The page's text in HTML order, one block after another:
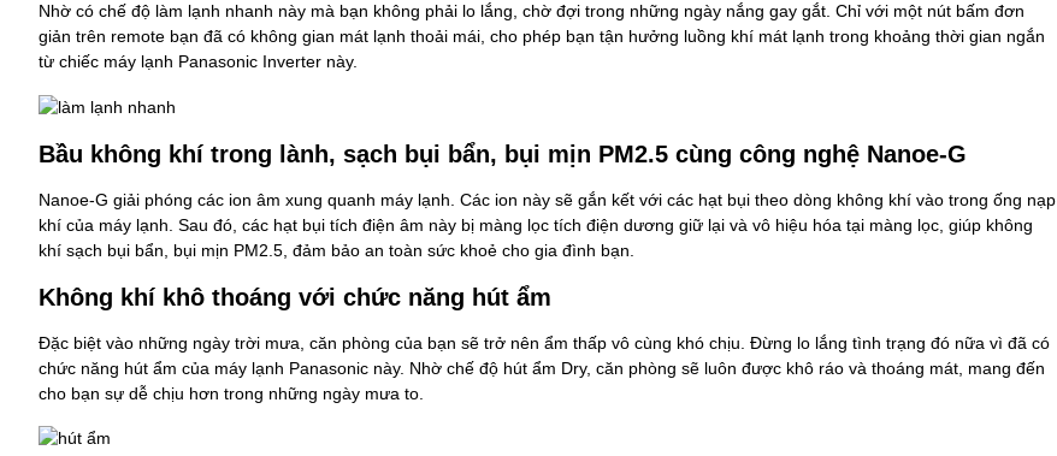
Nhờ có chế độ làm lạnh nhanh này mà bạn không phải lo lắng, chờ đợi trong những ngày nắng gay gắt. Chỉ với một nút bấm đơn
giản trên remote bạn đã có không gian mát lạnh thoải mái, cho phép bạn tận hưởng luồng khí mát lạnh trong khoảng thời gian ngắn
từ chiếc máy lạnh Panasonic Inverter này.
Bầu không khí trong lành, sạch bụi bẩn, bụi mịn PM2.5 cùng công nghệ Nanoe-G
Nanoe-G giải phóng các ion âm xung quanh máy lạnh. Các ion này sẽ gắn kết với các hạt bụi theo dòng không khí vào trong ống nạp
khí của máy lạnh. Sau đó, các hạt bụi tích điện âm này bị màng lọc tích điện dương giữ lại và vô hiệu hóa tại màng lọc, giúp không
khí sạch bụi bẩn, bụi mịn PM2.5, đảm bảo an toàn sức khoẻ cho gia đình bạn.
Không khí khô thoáng với chức năng hút ẩm
Đặc biệt vào những ngày trời mưa, căn phòng của bạn sẽ trở nên ẩm thấp vô cùng khó chịu. Đừng lo lắng tình trạng đó nữa vì đã có
chức năng hút ẩm của máy lạnh Panasonic này. Nhờ chế độ hút ẩm Dry, căn phòng sẽ luôn được khô ráo và thoáng mát, mang đến
cho bạn sự dễ chịu hơn trong những ngày mưa to.